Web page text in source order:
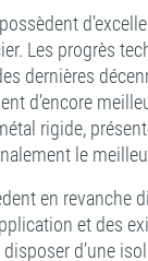
Les progrès
dernières
d’encore
rigide,
le
en revanche
et des
d’une